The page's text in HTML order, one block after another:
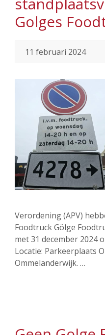
Golges
11 februari 2024
Verordening (APV)
Foodtruck Gölge
met 31 december 2024
Locatie: Parkeerplaats
Ommelanderwijk. …